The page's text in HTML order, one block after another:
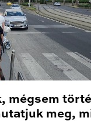
mégsem
meg,